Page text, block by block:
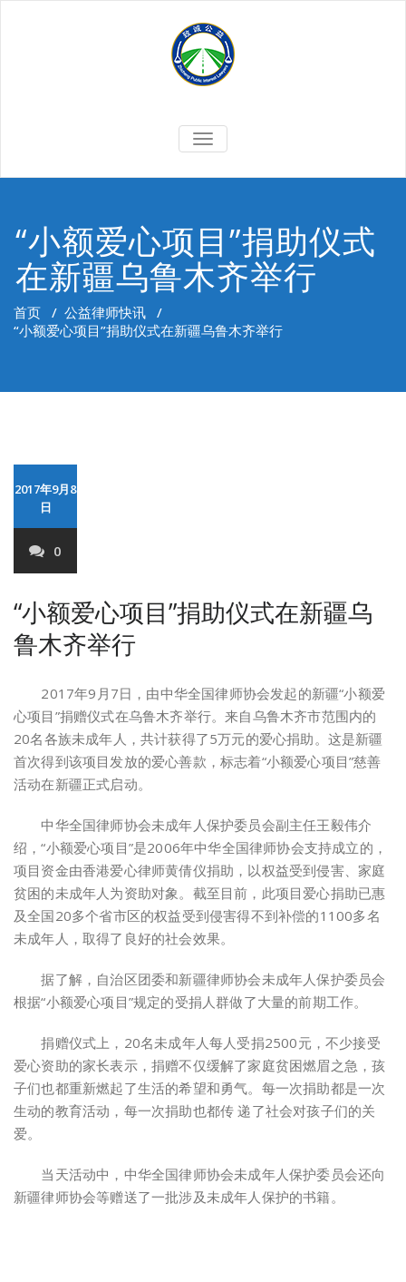
切
换
“小额爱心项目”捐助仪式
在新疆乌鲁木齐举行
首页 / 公益律师快讯 /
“小额爱心项目”捐助仪式在新疆乌鲁木齐举行
2017年9月8
日
0
“小额爱心项目”捐助仪式在新疆乌
鲁木齐举行
2017年9月7日，由中华全国律师协会发起的新疆“小额爱
心项目”捐赠仪式在乌鲁木齐举行。来自乌鲁木齐市范围内的
20名各族未成年人，共计获得了5万元的爱心捐助。这是新疆
首次得到该项目发放的爱心善款，标志着“小额爱心项目”慈善
活动在新疆正式启动。
中华全国律师协会未成年人保护委员会副主任王毅伟介
绍，“小额爱心项目”是2006年中华全国律师协会支持成立的，
项目资金由香港爱心律师黄倩仪捐助，以权益受到侵害、家庭
贫困的未成年人为资助对象。截至目前，此项目爱心捐助已惠
及全国20多个省市区的权益受到侵害得不到补偿的1100多名
未成年人，取得了良好的社会效果。
据了解，自治区团委和新疆律师协会未成年人保护委员会
根据“小额爱心项目”规定的受捐人群做了大量的前期工作。
捐赠仪式上，20名未成年人每人受捐2500元，不少接受
爱心资助的家长表示，捐赠不仅缓解了家庭贫困燃眉之急，孩
子们也都重新燃起了生活的希望和勇气。每一次捐助都是一次
生动的教育活动，每一次捐助也都传 递了社会对孩子们的关
爱。
当天活动中，中华全国律师协会未成年人保护委员会还向
新疆律师协会等赠送了一批涉及未成年人保护的书籍。